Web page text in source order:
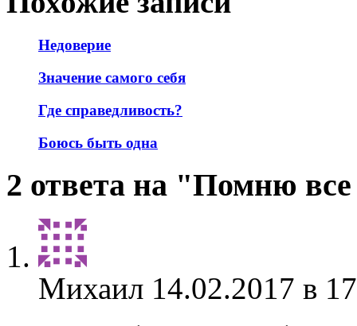
Недоверие
Значение самого себя
Где справедливость?
Боюсь быть одна
2 ответа на "Помню
Михаил 14.02.2017 в